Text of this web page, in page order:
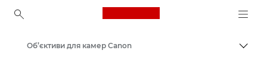
Canon Logo, back to
Об’єктиви для камер Canon